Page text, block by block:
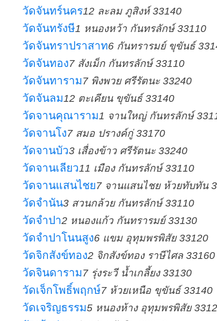
วัดจันทร์นคร12 ละลม ภูสิงห์ 33140
วัดจันทรังษี1 หนองหว้า กันทรลักษ์ 33110
วัดจันทราปราสาท6 กันทรารมย์ ขุขันธ์
วัดจันทอง7 สังเม็ก กันทรลักษ์ 33110
วัดจันทาราม7 พิงพวย ศรีรัตนะ 33240
วัดจันลม12 ตะเคียน ขุขันธ์ 33140
วัดจานคุณาราม1 จานใหญ่ กันทรลักษ์
วัดจานโง7 สมอ ปรางค์กู่ 33170
วัดจานบัว3 เสื่องข้าว ศรีรัตนะ 33240
วัดจานเลียว11 เมือง กันทรลักษ์ 33110
วัดจานแสนไชย7 จานแสนไชย ห้วยทับทัน
วัดจำนัน3 สวนกล้วย กันทรลักษ์ 33110
วัดจำปา2 หนองแก้ว กันทรารมย์ 33130
วัดจำปาโนนสูง6 แขม อุทุมพรพิสัย 33120
วัดจิกสังข์ทอง2 จิกสังข์ทอง ราษีไศล 33160
วัดจินดาราม7 รุ่งระวี น้ำเกลี้ยง 33130
วัดเจ็กโพธิ์พฤกษ์7 ห้วยเหนือ ขุขันธ์ 33140
วัดเจริญธรรม5 หนองห้าง อุทุมพรพิสัย